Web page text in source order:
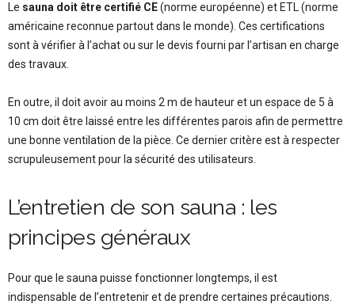
Le sauna doit être certifié CE(norme européenne) et ETL (norme
américaine reconnue partout dans le monde). Ces certifications
sont à vérifier à l’achat ou sur le devis fourni par l’artisan en charge
des travaux.
En outre, il doit avoir au moins 2 m de hauteur et un espace de 5 à
10 cm doit être laissé entre les différentes parois afin de permettre
une bonne ventilation de la pièce. Ce dernier critère est à respecter
scrupuleusement pour la sécurité des utilisateurs.
L’entretien de son sauna : les
principes généraux
Pour que le sauna puisse fonctionner longtemps, il est
indispensable de l’entretenir et de prendre certaines précautions.